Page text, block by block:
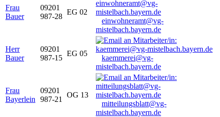
Frau
Bauer
09201
987-28
EG 02
einwohneramt@vg-
mistelbach.bayern.de
Herr
Bauer
09201
987-15
EG 05
kaemmerei@vg-
mistelbach.bayern.de
Frau
Bayerlein
09201
987-21
OG 13
mitteilungsblatt@vg-
mistelbach.bayern.de